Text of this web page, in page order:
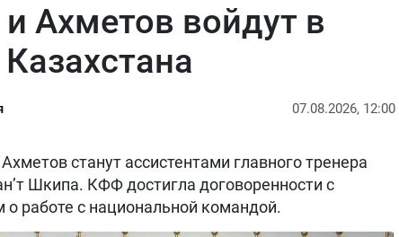
Ахметов войдут в
07.08.2026, 12:00
станут ассистентами главного тренера
Шкипа. КФФ достигла договоренности с
работе с национальной командой.